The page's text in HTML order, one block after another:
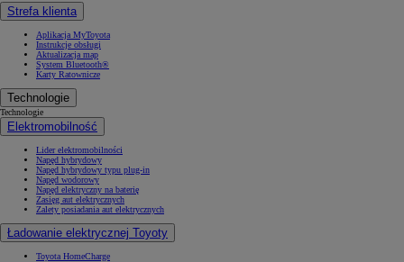
Strefa klienta
Aplikacja MyToyota
Instrukcje obsługi
Aktualizacja map
System Bluetooth®
Karty Ratownicze
Technologie
Technologie
Elektromobilność
Lider elektromobilności
Napęd hybrydowy
Napęd hybrydowy typu plug-in
Napęd wodorowy
Napęd elektryczny na baterię
Zasięg aut elektrycznych
Zalety posiadania aut elektrycznych
Ładowanie elektrycznej Toyoty
Toyota HomeCharge